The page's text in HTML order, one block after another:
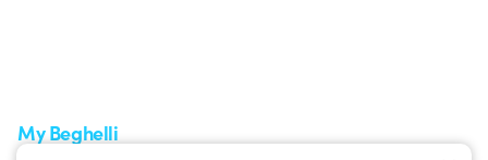
My Beghelli